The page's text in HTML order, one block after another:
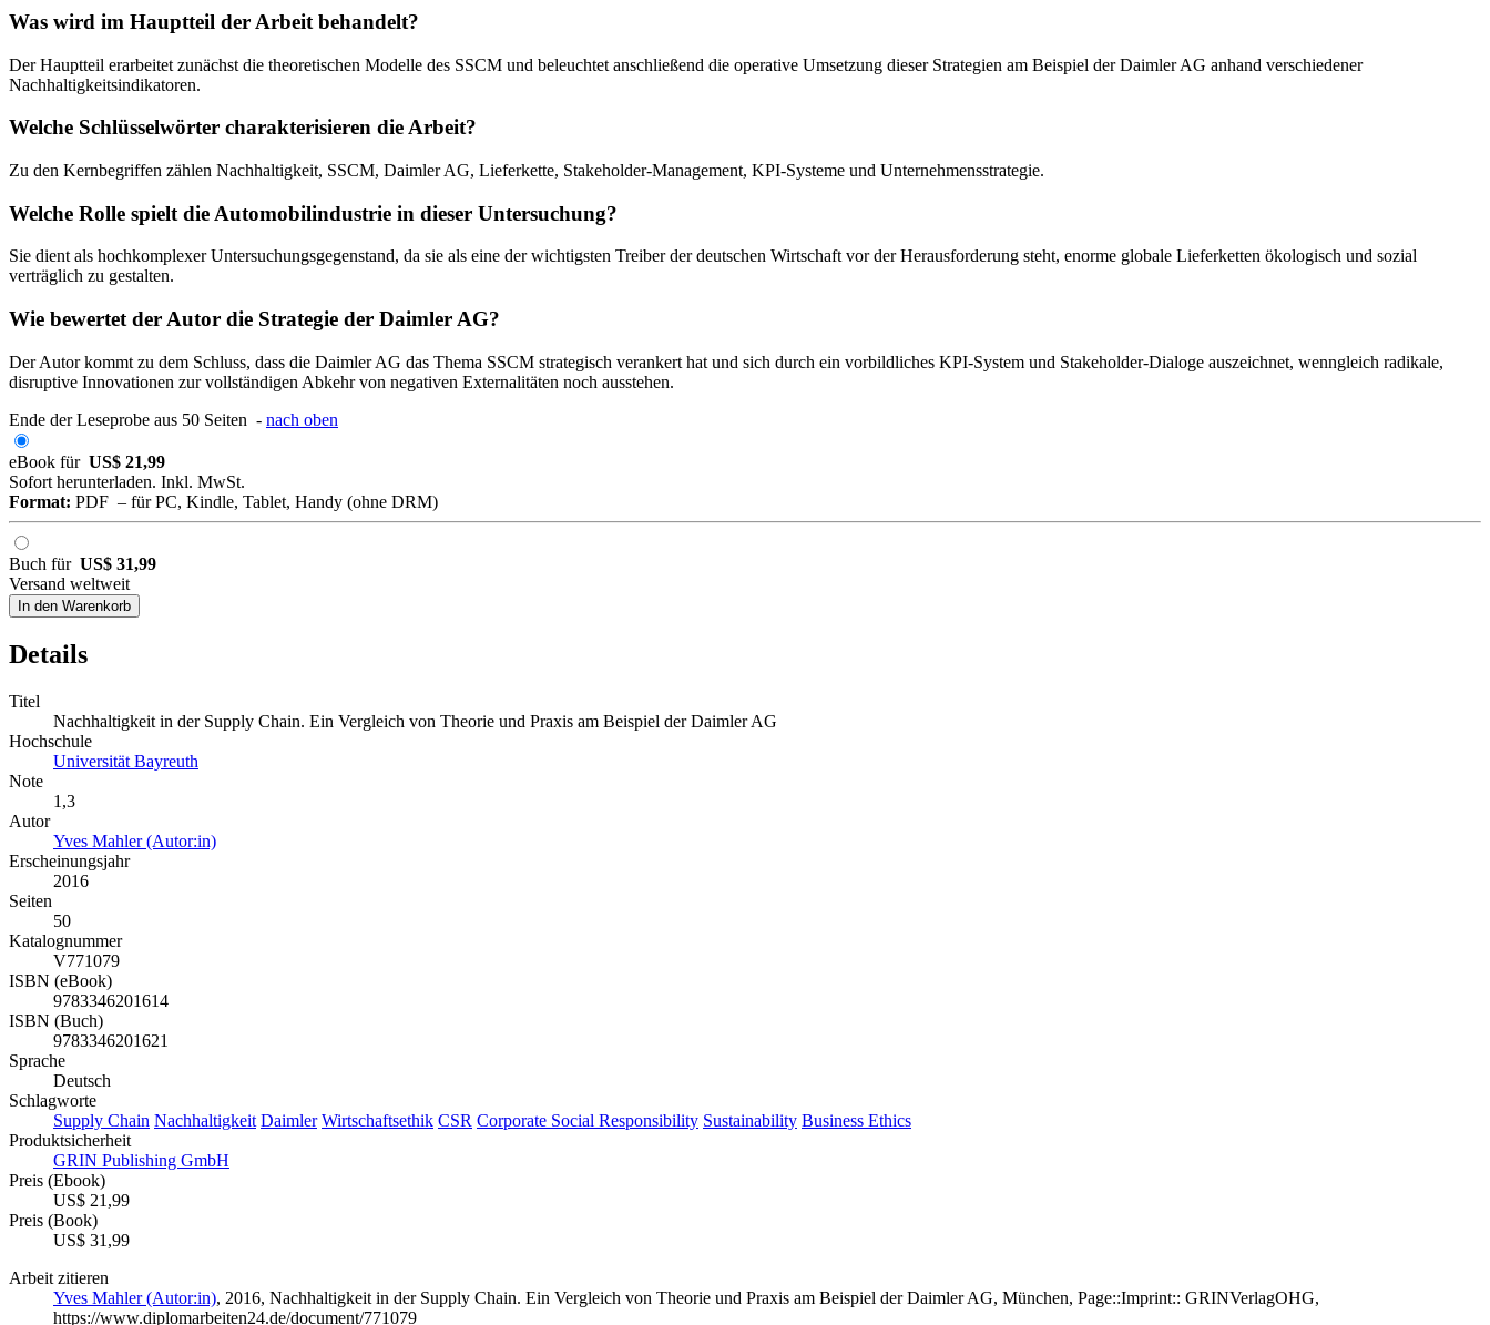
Was wird im Hauptteil der Arbeit behandelt?
Der Hauptteil erarbeitet zunächst die theoretischen Modelle des SSCM und beleuchtet anschließend die operative Umsetzung dieser Strategien am Beispiel der Daimler AG anhand verschiedener
Nachhaltigkeitsindikatoren.
Welche Schlüsselwörter charakterisieren die Arbeit?
Zu den Kernbegriffen zählen Nachhaltigkeit, SSCM, Daimler AG, Lieferkette, Stakeholder-Management, KPI-Systeme und Unternehmensstrategie.
Welche Rolle spielt die Automobilindustrie in dieser Untersuchung?
Sie dient als hochkomplexer Untersuchungsgegenstand, da sie als eine der wichtigsten Treiber der deutschen Wirtschaft vor der Herausforderung steht, enorme globale Lieferketten ökologisch und sozial
verträglich zu gestalten.
Wie bewertet der Autor die Strategie der Daimler AG?
Der Autor kommt zu dem Schluss, dass die Daimler AG das Thema SSCM strategisch verankert hat und sich durch ein vorbildliches KPI-System und Stakeholder-Dialoge auszeichnet, wenngleich radikale,
disruptive Innovationen zur vollständigen Abkehr von negativen Externalitäten noch ausstehen.
Ende der Leseprobe aus 50 Seiten - nach oben
eBook für US$ 21,99
Sofort herunterladen. Inkl. MwSt.
Format: PDF – für PC, Kindle, Tablet, Handy (ohne DRM)
Buch für US$ 31,99
Versand weltweit
In den Warenkorb
Details
Titel
Nachhaltigkeit in der Supply Chain. Ein Vergleich von Theorie und Praxis am Beispiel der Daimler AG
Hochschule
Universität Bayreuth
Note
1,3
Autor
Yves Mahler (Autor:in)
Erscheinungsjahr
2016
Seiten
50
Katalognummer
V771079
ISBN (eBook)
9783346201614
ISBN (Buch)
9783346201621
Sprache
Deutsch
Schlagworte
Supply Chain Nachhaltigkeit Daimler Wirtschaftsethik CSR Corporate Social Responsibility Sustainability Business Ethics
Produktsicherheit
GRIN Publishing GmbH
Preis (Ebook)
US$ 21,99
Preis (Book)
US$ 31,99
Arbeit zitieren
Yves Mahler (Autor:in), 2016, Nachhaltigkeit in der Supply Chain. Ein Vergleich von Theorie und Praxis am Beispiel der Daimler AG, München, Page::Imprint:: GRINVerlagOHG,
https://www.diplomarbeiten24.de/document/771079